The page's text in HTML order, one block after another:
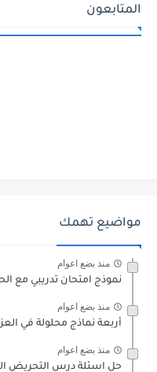
المتابعون
مواضيع تهمك
منذ بضع اعوام
نموذج امتحان تدريبي مع
منذ بضع اعوام
أربعة نماذج محلولة في
منذ بضع اعوام
حل اسئلة درس التحريض